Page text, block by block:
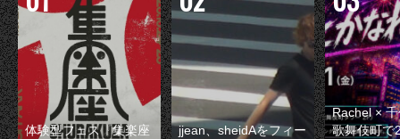
体験型フェス『集楽座
jjean、sheidAをフィー
Rachel ×
歌舞伎町で